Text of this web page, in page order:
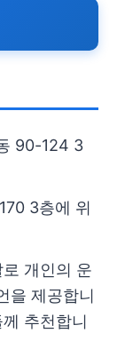
90-124 3
3층에 위
개인의 운
을 제공합니
추천합니